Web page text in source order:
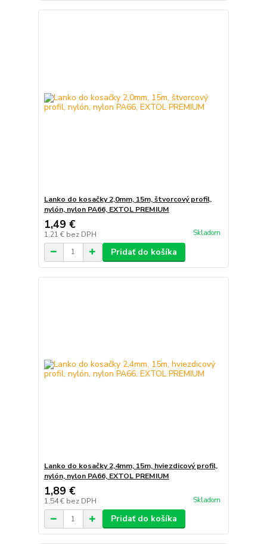
Lanko do kosačky 2,0mm, 15m, štvorcový profil,
nylón, nylon PA66, EXTOL PREMIUM
1,49 €
1,21 € bez DPH Skladom
Pridať do košíka
Lanko do kosačky 2,4mm, 15m, hviezdicový profil,
nylón, nylon PA66, EXTOL PREMIUM
1,89 €
1,54 € bez DPH Skladom
Pridať do košíka